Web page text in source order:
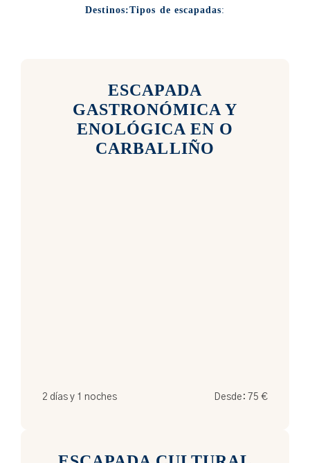
Destinos:Tipos de escapadas:
ESCAPADA
GASTRONÓMICA Y
ENOLÓGICA EN O
CARBALLIÑO
2 días y 1 noches Desde: 75 €